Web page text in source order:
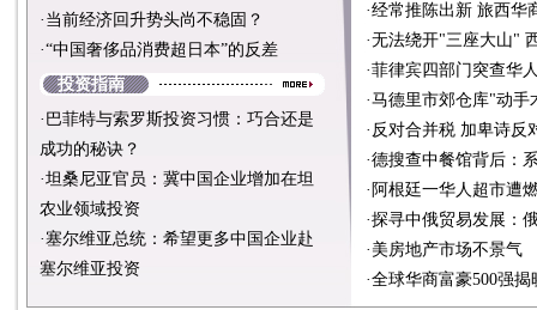
· 当前经济回升势头尚不稳固？
·“中国奢侈品消费超日本”的反差
投资指南
· 巴菲特与索罗斯投资习惯：巧合还是
成功的秘诀？
·坦桑尼亚官员：冀中国企业增加在坦
农业领域投资
·塞尔维亚总统：希望更多中国企业赴
塞尔维亚投资
·经常推陈出新 旅西华
·无法绕开"三座大山"
·菲律宾四部门突查华
·马德里市郊仓库"动
· 反对合并税 加卑诗反
·德搜查中餐馆背后：
· 阿根廷一华人超市遭
·探寻中俄贸易发展：
· 美房地产市场不景气
·全球华商富豪500强